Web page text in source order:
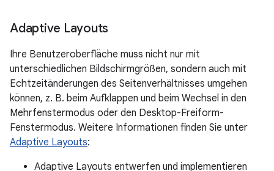
Adaptive Layouts
Ihre Benutzeroberfläche muss nicht nur mit
unterschiedlichen Bildschirmgrößen, sondern auch mit
Echtzeitänderungen des Seitenverhältnisses umgehen
können, z. B. beim Aufklappen und beim Wechsel in den
Mehrfenstermodus oder den Desktop-Freiform-
Fenstermodus. Weitere Informationen finden Sie unter
Adaptive Layouts:
Adaptive Layouts entwerfen und implementieren